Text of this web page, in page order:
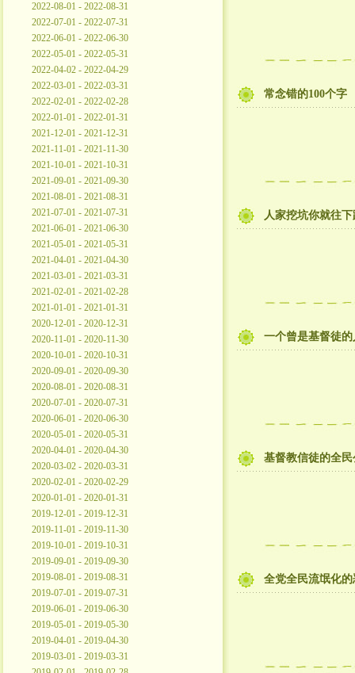
2022-08-01 - 2022-08-31
2022-07-01 - 2022-07-31
2022-06-01 - 2022-06-30
2022-05-01 - 2022-05-31
2022-04-02 - 2022-04-29
2022-03-01 - 2022-03-31
2022-02-01 - 2022-02-28
2022-01-01 - 2022-01-31
2021-12-01 - 2021-12-31
2021-11-01 - 2021-11-30
2021-10-01 - 2021-10-31
2021-09-01 - 2021-09-30
2021-08-01 - 2021-08-31
2021-07-01 - 2021-07-31
2021-06-01 - 2021-06-30
2021-05-01 - 2021-05-31
2021-04-01 - 2021-04-30
2021-03-01 - 2021-03-31
2021-02-01 - 2021-02-28
2021-01-01 - 2021-01-31
2020-12-01 - 2020-12-31
2020-11-01 - 2020-11-30
2020-10-01 - 2020-10-31
2020-09-01 - 2020-09-30
2020-08-01 - 2020-08-31
2020-07-01 - 2020-07-31
2020-06-01 - 2020-06-30
2020-05-01 - 2020-05-31
2020-04-01 - 2020-04-30
2020-03-02 - 2020-03-31
2020-02-01 - 2020-02-29
2020-01-01 - 2020-01-31
2019-12-01 - 2019-12-31
2019-11-01 - 2019-11-30
2019-10-01 - 2019-10-31
2019-09-01 - 2019-09-30
2019-08-01 - 2019-08-31
2019-07-01 - 2019-07-31
2019-06-01 - 2019-06-30
2019-05-01 - 2019-05-30
2019-04-01 - 2019-04-30
2019-03-01 - 2019-03-31
常念错的100个字
人家挖坑你就往
一个曾是基督徒
基督教信徒的全
全党全民流氓化